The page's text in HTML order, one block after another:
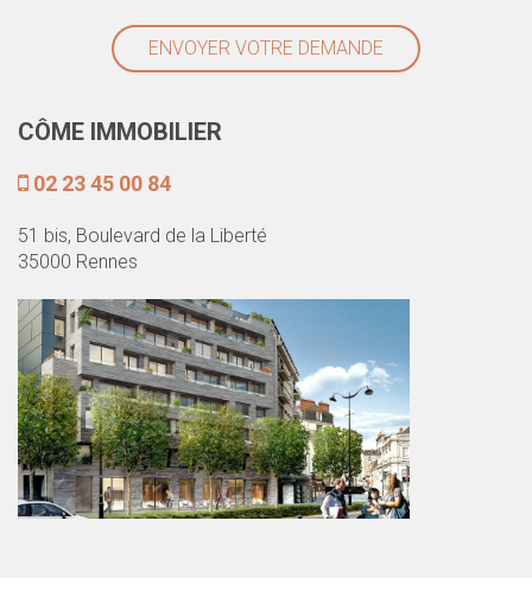
ENVOYER VOTRE DEMANDE
CÔME IMMOBILIER
02 23 45 00 84
51 bis, Boulevard de la Liberté
35000 Rennes